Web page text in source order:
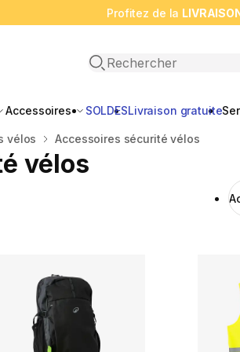
Profitez de la
Open search
Accessoires SOLDESLivraison gratuite
vélos Accessoires sécurité vélos
vélos